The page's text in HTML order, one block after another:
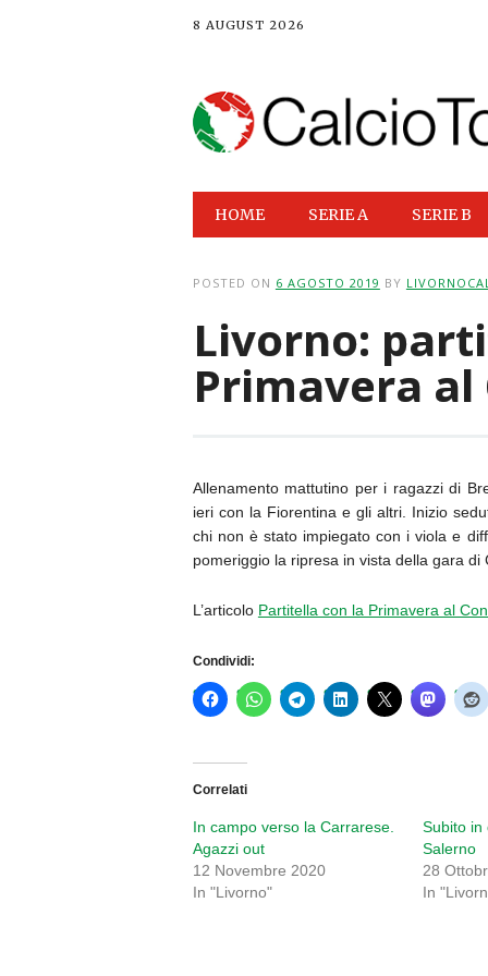
8 AUGUST 2026
Main menu
HOME SERIE A SERIE B
POSTED ON 6 AGOSTO 2019 BY
Livorno:
Primavera al
Allenamento mattutino per i ragazzi di
ieri con la Fiorentina e gli altri. Inizio
chi non è stato impiegato con i viola e
pomeriggio la ripresa in vista della gara di
L’articolo Partitella con la Primavera al
Condividi:
Correlati
In campo verso la Carrarese.
Agazzi out
12 Novembre 2020
In "Livorno"
Subito in
Salerno
28
In